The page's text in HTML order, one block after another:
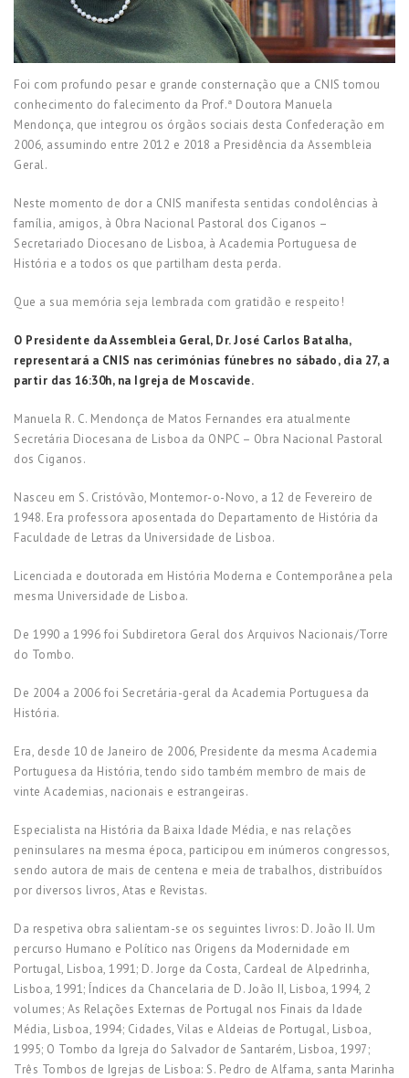
Foi com profundo pesar e grande consternação que a CNIS tomou
conhecimento do falecimento da Prof.ª Doutora Manuela
Mendonça, que integrou os órgãos sociais desta Confederação em
2006, assumindo entre 2012 e 2018 a Presidência da Assembleia
Geral.
Neste momento de dor a CNIS manifesta sentidas condolências à
família, amigos, à Obra Nacional Pastoral dos Ciganos –
Secretariado Diocesano de Lisboa, à Academia Portuguesa de
História e a todos os que partilham desta perda.
Que a sua memória seja lembrada com gratidão e respeito!
O Presidente da Assembleia Geral, Dr. José Carlos Batalha,
representará a CNIS nas cerimónias fúnebres no sábado, dia 27, a
partir das 16:30h, na Igreja de Moscavide.
Manuela R. C. Mendonça de Matos Fernandes era atualmente
Secretária Diocesana de Lisboa da ONPC – Obra Nacional Pastoral
dos Ciganos.
Nasceu em S. Cristóvão, Montemor-o-Novo, a 12 de Fevereiro de
1948. Era professora aposentada do Departamento de História da
Faculdade de Letras da Universidade de Lisboa.
Licenciada e doutorada em História Moderna e Contemporânea pela
mesma Universidade de Lisboa.
De 1990 a 1996 foi Subdiretora Geral dos Arquivos Nacionais/Torre
do Tombo.
De 2004 a 2006 foi Secretária-geral da Academia Portuguesa da
História.
Era, desde 10 de Janeiro de 2006, Presidente da mesma Academia
Portuguesa da História, tendo sido também membro de mais de
vinte Academias, nacionais e estrangeiras.
Especialista na História da Baixa Idade Média, e nas relações
peninsulares na mesma época, participou em inúmeros congressos,
sendo autora de mais de centena e meia de trabalhos, distribuídos
por diversos livros, Atas e Revistas.
Da respetiva obra salientam-se os seguintes livros: D. João II. Um
percurso Humano e Político nas Origens da Modernidade em
Portugal, Lisboa, 1991; D. Jorge da Costa, Cardeal de Alpedrinha,
Lisboa, 1991; Índices da Chancelaria de D. João II, Lisboa, 1994, 2
volumes; As Relações Externas de Portugal nos Finais da Idade
Média, Lisboa, 1994; Cidades, Vilas e Aldeias de Portugal, Lisboa,
1995; O Tombo da Igreja do Salvador de Santarém, Lisboa, 1997;
Três Tombos de Igrejas de Lisboa: S. Pedro de Alfama, santa Marinha